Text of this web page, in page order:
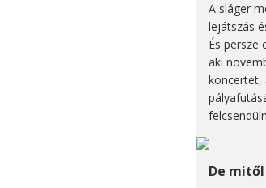
A sláger
lejátszás
És persze
aki
koncertet,
De